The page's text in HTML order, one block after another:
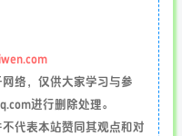
络，仅供大家学习与参
进行删除处理。
代表本站赞同其观点和对